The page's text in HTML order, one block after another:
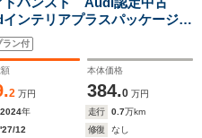
ンテリアプラスパッケージ
コックピット アダプティブ
ューカメラ 認定中古車保証1
ラン付
2 万円
本体価格
384.0 万円
2024年 走行 0.7万km
'27/12 修復
なし